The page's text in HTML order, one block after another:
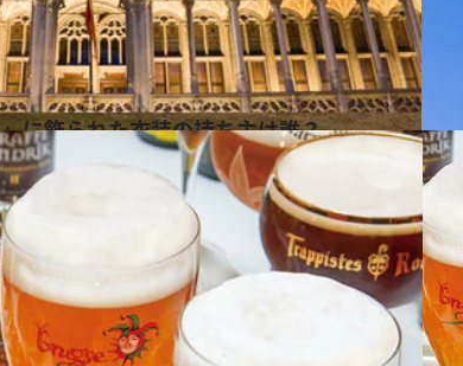
に飾られた衣装の持ち主は誰？